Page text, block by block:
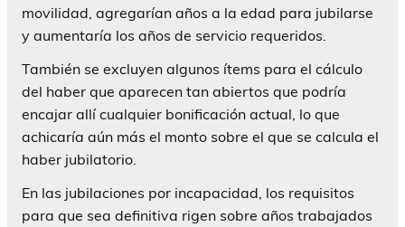
movilidad, agregarían años a la edad para jubilarse
y aumentaría los años de servicio requeridos.
También se excluyen algunos ítems para el cálculo
del haber que aparecen tan abiertos que podría
encajar allí cualquier bonificación actual, lo que
achicaría aún más el monto sobre el que se calcula el
haber jubilatorio.
En las jubilaciones por incapacidad, los requisitos
para que sea definitiva rigen sobre años trabajados